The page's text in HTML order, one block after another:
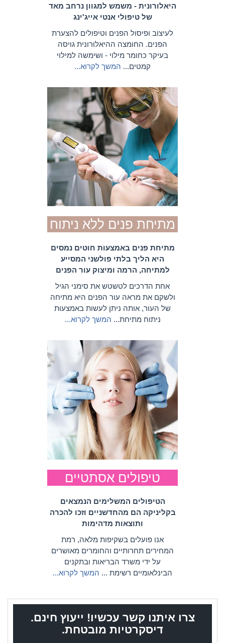
היאלורונית - משמש למגוון נרחב מאד
של טיפולי אנטי אייג'ינג
לעיצוב ופיסול הפנים וטיפולים להצערת
הפנים. החומצה ההיאלורונית גויסה
בעיקר כחומר מילוי - ושימשה למילוי
קמטים... המשך לקרוא...
מתיחת פנים ללא ניתוח
מתיחת פנים באמצעות חוטים נמסים
היא הליך בלתי פולשני המסייע
למתיחה, הרמה ומיצוק עור הפנים
אחת הדרכים לטשטש את סימני הגיל
ולשקם את מראה עור הפנים היא מתיחה
של העור, אותה ניתן לעשות באמצעות
ניתוח מתיחת... המשך לקרוא...
טיפולים אסתטיים
הטיפולים המשלימים הנמצאים
בקליניקה הם מהחדשניים וזכו להכרה
ותוצאות מדהימות
אנו פועלים בשקיפות מלאה, רמת
המחירים תחרותיים והחומרים מאושרים
על ידי משרד הבריאות ובתקנים
הבינלאומיים רשימת ... המשך לקרוא...
צרו איתנו קשר עכשיו! ייעוץ חינם.
דיסקרטיות מובטחת.